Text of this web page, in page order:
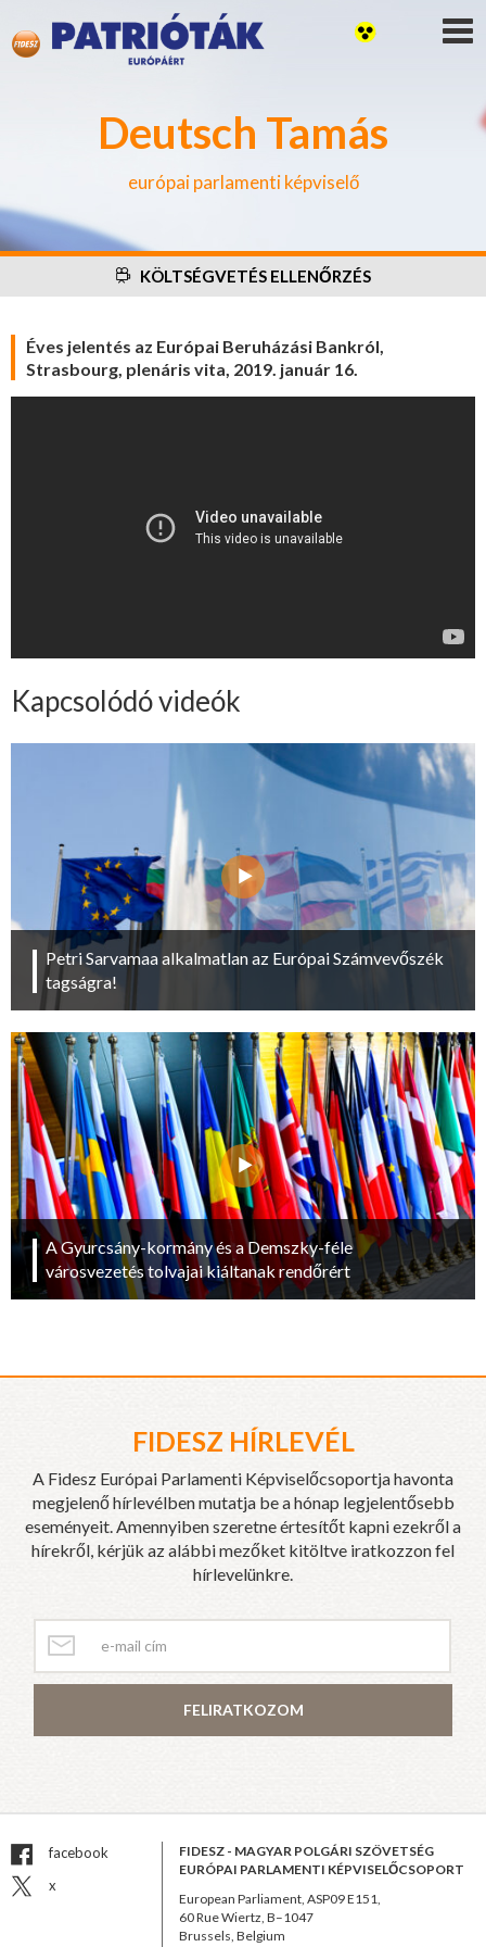
Deutsch Tamás
európai parlamenti képviselő
KÖLTSÉGVETÉS ELLENŐRZÉS
Éves jelentés az Európai Beruházási Bankról,
Strasbourg, plenáris vita, 2019. január 16.
Kapcsolódó videók
Petri Sarvamaa alkalmatlan az Európai Számvevőszék
tagságra!
A Gyurcsány-kormány és a Demszky-féle
városvezetés tolvajai kiáltanak rendőrért
FIDESZ HÍRLEVÉL
A Fidesz Európai Parlamenti Képviselőcsoportja havonta
megjelenő hírlevélben mutatja be a hónap legjelentősebb
eseményeit. Amennyiben szeretne értesítőt kapni ezekről a
hírekről, kérjük az alábbi mezőket kitöltve iratkozzon fel
hírlevelünkre.
FELIRATKOZOM
facebook
x
FIDESZ - MAGYAR POLGÁRI SZÖVETSÉG
EURÓPAI PARLAMENTI KÉPVISELŐCSOPORT
European Parliament, ASP09 E151,
60 Rue Wiertz, B–1047
Brussels, Belgium